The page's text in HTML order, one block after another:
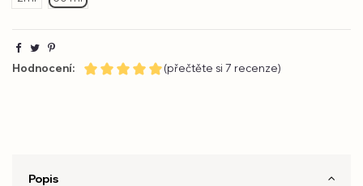
Hodnocení: (přečtěte si 7 recenze)
Popis